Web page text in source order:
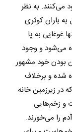
می‌کنند. به نظر
باران کوثری
غوغایی به پا
می‌شود و وجود
بودن خود مشهور
شده و برخلاف
در زیرزمین خانه
و زخم‌هایی
را می‌خورند.